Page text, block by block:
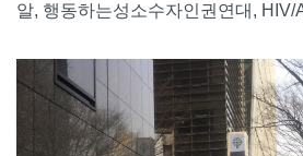
알, 행동하는성소수자인권연대, HIV/